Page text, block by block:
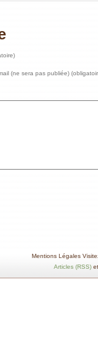
(ne sera pas publiée)
Mentions Légales
Articles (RSS)